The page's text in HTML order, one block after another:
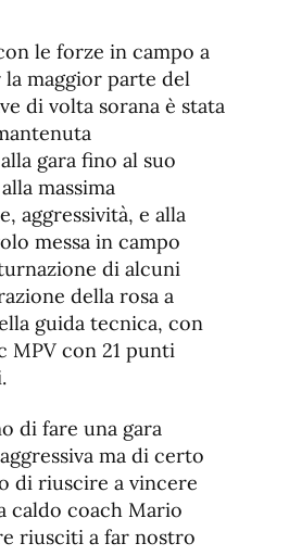
le forze in campo a
maggior parte del
di volta sorana è stata
gara fino al suo
massima
aggressività, e alla
messa in campo
di alcuni
della rosa a
guida tecnica, con
MPV con 21 punti
di fare una gara
ma di certo
di riuscire a vincere
caldo coach Mario
riusciti a far nostro